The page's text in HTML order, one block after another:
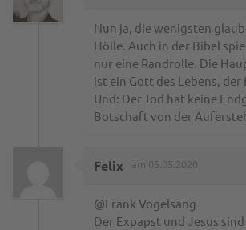
Nun ja, die wenigsten
Hölle. Auch in der Bibel
nur eine Randrolle. Die
ist ein Gott des Lebens,
Und: Der Tod hat keine
Botschaft von der
Felix am 05.05.2020
@Frank Vogelsang
Der Expapst und Jesus